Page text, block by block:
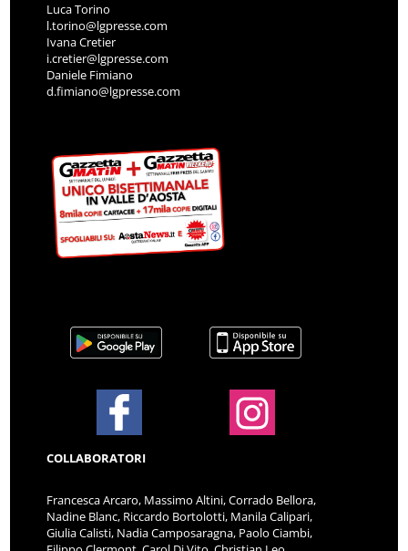
Luca Torino
l.torino@lgpresse.com
Ivana Cretier
i.cretier@lgpresse.com
Daniele Fimiano
d.fimiano@lgpresse.com
COLLABORATORI
Francesca Arcaro, Massimo Altini, Corrado Bellora,
Nadine Blanc, Riccardo Bortolotti, Manila Calipari,
Giulia Calisti, Nadia Camposaragna, Paolo Ciambi,